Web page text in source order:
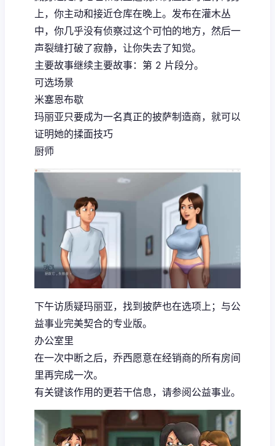
上，你主动和接近仓库在晚上。发布在灌木丛
中，你几乎没有侦察过这个可怕的地方，然后一
声裂缝打破了寂静，让你失去了知觉。
主要故事继续主要故事：第 2 片段分。
可选场景
米塞恩布歇
玛丽亚只要成为一名真正的披萨制造商，就可以
证明她的揉面技巧
厨师
下午访质疑玛丽亚，找到披萨也在选项上；与公
益事业完美契合的专业版。
办公室里
在一次中断之后，乔西愿意在经销商的所有房间
里再完成一次。
有关键该作用的更若干信息，请参阅公益事业。